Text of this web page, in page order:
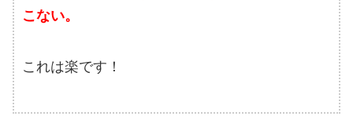
こない。
これは楽です！